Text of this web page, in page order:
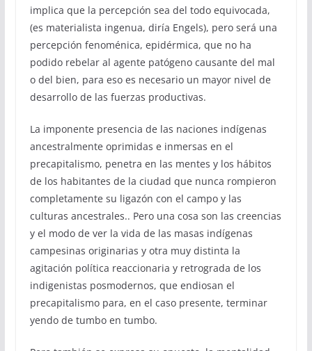
implica que la percepción sea del todo equivocada,
(es materialista ingenua, diría Engels), pero será una
percepción fenoménica, epidérmica, que no ha
podido rebelar al agente patógeno causante del mal
o del bien, para eso es necesario un mayor nivel de
desarrollo de las fuerzas productivas.
La imponente presencia de las naciones indígenas
ancestralmente oprimidas e inmersas en el
precapitalismo, penetra en las mentes y los hábitos
de los habitantes de la ciudad que nunca rompieron
completamente su ligazón con el campo y las
culturas ancestrales.. Pero una cosa son las creencias
y el modo de ver la vida de las masas indígenas
campesinas originarias y otra muy distinta la
agitación política reaccionaria y retrograda de los
indigenistas posmodernos, que endiosan el
precapitalismo para, en el caso presente, terminar
yendo de tumbo en tumbo.